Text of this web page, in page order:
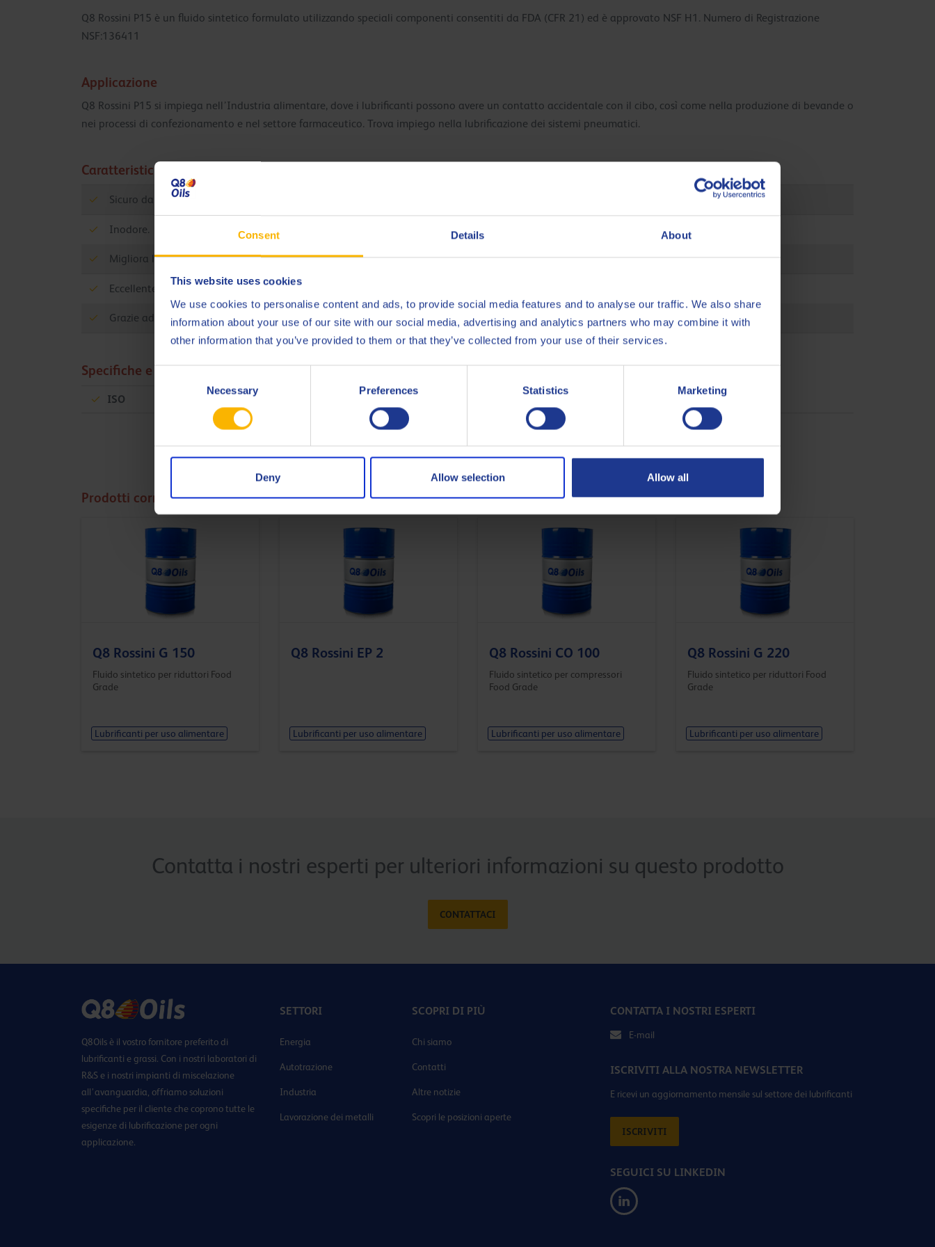
Consent Details About
This website uses cookies
We use cookies to personalise content and ads, to provide social media features and to analyse our traffic. We also share
information about your use of our site with our social media, advertising and analytics partners who may combine it with
other information that you’ve provided to them or that they’ve collected from your use of their services.
Necessary Preferences Statistics Marketing
Deny Allow selection Allow all
Q8 Rossini P15 è un fluido sintetico formulato utilizzando speciali componenti consentiti da FDA (CFR 21) ed è approvato NSF H1. Numero di Registrazione
NSF:136411
Applicazione
Q8 Rossini P15 si impiega nell’Industria alimentare, dove i lubrificanti possono avere un contatto accidentale con il cibo, così come nella produzione di bevande o
nei processi di confezionamento e nel settore farmaceutico. Trova impiego nella lubrificazione dei sistemi pneumatici.
Caratteristiche
Sicuro da usare nell'industria alimentare.
Inodore.
Migliora la durata delle apparecchiature grazie alle sue caratteristiche.
Eccellente olio sintetico (PAO).
Grazie ad una adeguata additivazione il prodotto ha una valida resistenza all'ossidazione.
Specifiche e approvazioni
ISO
Prodotti correlati
Q8 Rossini G 150
Fluido sintetico per riduttori Food
Grade
Lubrificanti per uso alimentare
Q8 Rossini EP 2
Lubrificanti per uso alimentare
Q8 Rossini CO 100
Fluido sintetico per compressori
Food Grade
Lubrificanti per uso alimentare
Q8 Rossini G 220
Fluido sintetico per riduttori Food
Grade
Lubrificanti per uso alimentare
Contatta i nostri esperti per ulteriori informazioni su questo prodotto
CONTATTACI
Q8Oils è il vostro fornitore preferito di
lubrificanti e grassi. Con i nostri laboratori di
R&S e i nostri impianti di miscelazione
all’avanguardia, offriamo soluzioni
specifiche per il cliente che coprono tutte le
esigenze di lubrificazione per ogni
applicazione.
SETTORI
Energia
Autotrazione
Industria
Lavorazione dei metalli
SCOPRI DI PIÙ
Chi siamo
Contatti
Altre notizie
Scopri le posizioni aperte
CONTATTA I NOSTRI ESPERTI
E-mail
ISCRIVITI ALLA NOSTRA NEWSLETTER
E ricevi un aggiornamento mensile sul settore dei lubrificanti
ISCRIVITI
SEGUICI SU LINKEDIN